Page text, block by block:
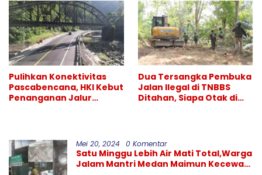
Lampung
Pulihkan Konektivitas
Pascabencana, HKI Kebut
Penanganan Jalur
Dua Tersangka Pembuka
Jalan Ilegal di TNBBS
Ditahan, Siapa Otak di
Mei 20, 2024 0 Komentar
Satu Minggu Lebih Air Mati Total,Warga
Jalam Mantri Medan Maimun Kecewa